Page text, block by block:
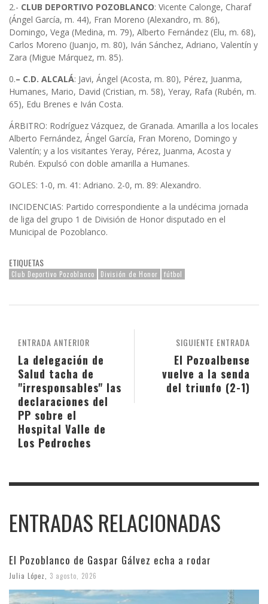
2.- CLUB DEPORTIVO POZOBLANCO: Vicente Calonge, Charaf
(Ángel García, m. 44), Fran Moreno (Alexandro, m. 86),
Domingo, Vega (Medina, m. 79), Alberto Fernández (Elu, m. 68),
Carlos Moreno (Juanjo, m. 80), Iván Sánchez, Adriano, Valentín y
Zara (Migue Márquez, m. 85).
0.– C.D. ALCALÁ: Javi, Ángel (Acosta, m. 80), Pérez, Juanma,
Humanes, Mario, David (Cristian, m. 58), Yeray, Rafa (Rubén, m.
65), Edu Brenes e Iván Costa.
ÁRBITRO: Rodríguez Vázquez, de Granada. Amarilla a los locales
Alberto Fernández, Ángel García, Fran Moreno, Domingo y
Valentín; y a los visitantes Yeray, Pérez, Juanma, Acosta y
Rubén. Expulsó con doble amarilla a Humanes.
GOLES: 1-0, m. 41: Adriano. 2-0, m. 89: Alexandro.
INCIDENCIAS: Partido correspondiente a la undécima jornada
de liga del grupo 1 de División de Honor disputado en el
Municipal de Pozoblanco.
ETIQUETAS
Club Deportivo Pozoblanco División de Honor fútbol
SIGUIENTE ENTRADA
El Pozoalbense
vuelve a la senda
del triunfo (2-1)
ENTRADA ANTERIOR
La delegación de
Salud tacha de
"irresponsables" las
declaraciones del
PP sobre el
Hospital Valle de
Los Pedroches
ENTRADAS RELACIONADAS
El Pozoblanco de Gaspar Gálvez echa a rodar
Julia López 3 agosto, 2026